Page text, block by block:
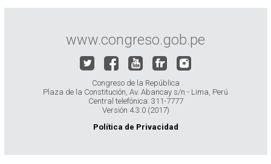
www.congreso.gob.pe
Congreso de la República
Plaza de la Constitución, Av. Abancay s/n - Lima, Perú
Central telefónica: 311-7777
Versión 4.3.0 (2017)
Política de Privacidad